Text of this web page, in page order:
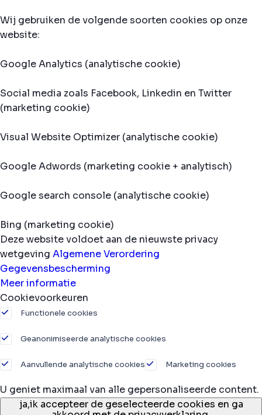
Wij gebruiken de volgende soorten cookies op onze
website:
Google Analytics (analytische cookie)
Social media zoals Facebook, Linkedin en Twitter
(marketing cookie)
Visual Website Optimizer (analytische cookie)
Google Adwords (marketing cookie + analytisch)
Google search console (analytische cookie)
Bing (marketing cookie)
Deze website voldoet aan de nieuwste privacy
wetgeving Algemene Verordering
Gegevensbescherming
Meer informatie
Cookievoorkeuren
Functionele cookies
Geanonimiseerde analytische cookies
Aanvullende analytische cookies Marketing cookies
U geniet maximaal van alle gepersonaliseerde content.
ja,ik accepteer de geselecteerde cookies en ga